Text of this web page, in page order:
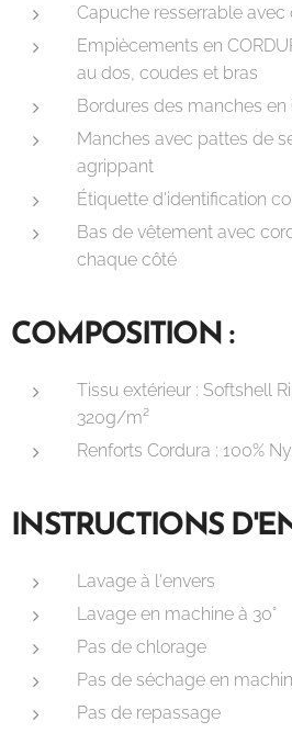
Capuche resserrable
Empiècements en
au dos, coudes et bras
Bordures des manches en
Manches avec pattes de
agrippant
Étiquette d'identification
Bas de vêtement avec
chaque côté
COMPOSITION :
Tissu extérieur : Softshell
320g/m²
Renforts Cordura : 100%
INSTRUCTIONS
Lavage à l'envers
Lavage en machine à 30°
Pas de chlorage
Pas de séchage en
Pas de repassage